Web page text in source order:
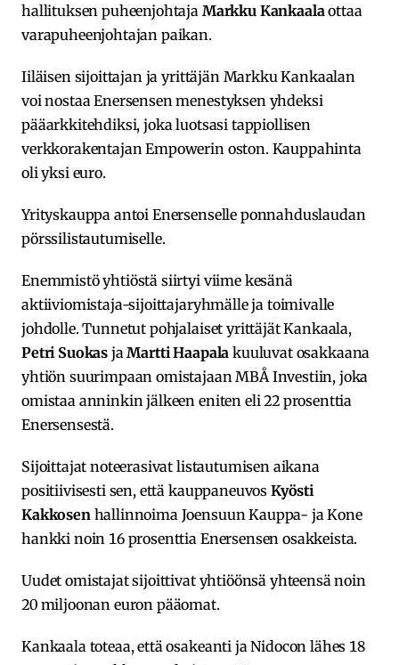
hallituksen puheenjohtaja Markku Kankaala ottaa
varapuheenjohtajan paikan.
Iiläisen sijoittajan ja yrittäjän Markku Kankaalan
voi nostaa Enersensen menestyksen yhdeksi
pääarkkitehdiksi, joka luotsasi tappiollisen
verkkorakentajan Empowerin oston. Kauppahinta
oli yksi euro.
Yrityskauppa antoi Enersenselle ponnahduslaudan
pörssilistautumiselle.
Enemmistö yhtiöstä siirtyi viime kesänä
aktiiviomistaja-sijoittajaryhmälle ja toimivalle
johdolle. Tunnetut pohjalaiset yrittäjät Kankaala,
Petri Suokas jaMartti Haapala kuuluvat osakkaana
yhtiön suurimpaan omistajaan MBÅ Investiin, joka
omistaa anninkin jälkeen eniten eli 22 prosenttia
Enersensestä.
Sijoittajat noteerasivat listautumisen aikana
positiivisesti sen, että kauppaneuvos Kyösti
Kakkosen hallinnoima Joensuun Kauppa- ja Kone
hankki noin 16 prosenttia Enersensen osakkeista.
Uudet omistajat sijoittivat yhtiöönsä yhteensä noin
20 miljoonan euron pääomat.
Kankaala toteaa, että osakeanti ja Nidocon lähes 18